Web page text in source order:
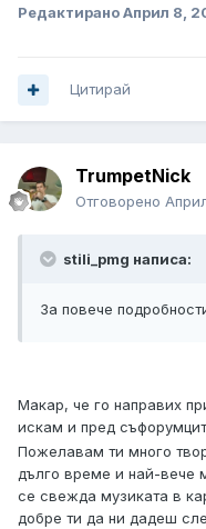
РедактираноАприл 8,
Цитирай
TrumpetNick
Отговорено
stili_pmg написа:
За повече
Макар, че го направих
искам и пред
Пожелавам ти много
дълго време и най-вече
се свежда музиката в
добре ти да ни дадеш